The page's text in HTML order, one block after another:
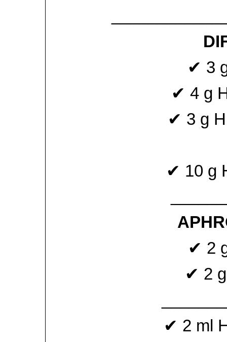
✔ 3
✔ 4 g
✔ 3 g
✔ 10 g
✔ 2
✔ 2
✔ 2 ml